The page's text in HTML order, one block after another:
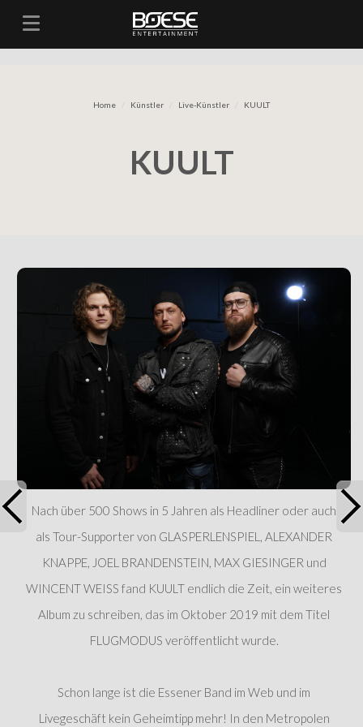
Home Künstler Live-Künstler KUULT
KUULT
Nach über 500 Shows in 5 Jahren als Headliner oder auch
als Tour-Supporter von GLASPERLENSPIEL, ALEXANDER
KNAPPE, JOEL BRANDENSTEIN, MAX GIESINGER und
WINCENT WEISS fand KUULT endlich die Zeit, ein weiteres
Album zu schreiben, das im Oktober 2019 mit dem Titel
FLUGMODUS veröffentlicht wurde.
Schon lange ist die Essener Band im Web und im
Livegeschäft kein Geheimtipp mehr! In den Metropolen